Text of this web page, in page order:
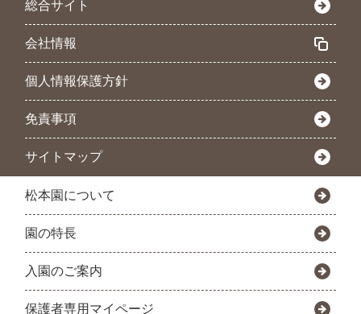
総合サイト
会社情報
個人情報保護方針
免責事項
サイトマップ
松本園について
園の特長
入園のご案内
保護者専用マイページ